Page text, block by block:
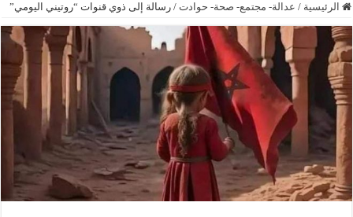
الرئيسية / عدالة- مجتمع- صحة- حوادت / رسالة إلى ذوي قنوات “روتيني اليومي”